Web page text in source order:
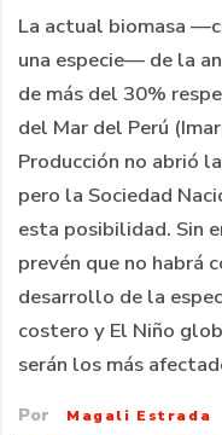
La actual biomasa
una especie— de la
de más del 30%
del Mar del Perú
Producción no abrió
pero la Sociedad
esta posibilidad. Sin
prevén que no habrá
desarrollo de la
costero y El Niño
serán los más
Por Magali Estrada